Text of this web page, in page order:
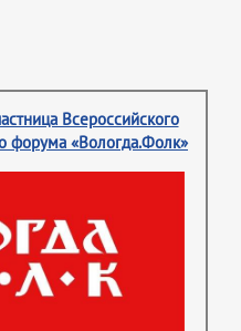
Всероссийского
форума «Вологда.Фолк»